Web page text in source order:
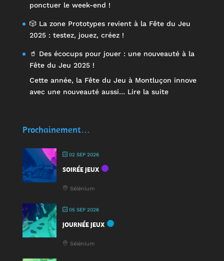
ponctuer le week-end !
🎲 La zone Prototypes revient à la Fête du Jeu
2025 : testez, jouez, créez !
🥤 Des écocups pour jouer : une nouveauté à la
Fête du Jeu 2025 !
Cette année, la Fête du Jeu à Montluçon innove
avec une nouveauté aussi… Lire la suite:
Prochainement…
02 SEP 2026
SOIRÉE JEUX
Sélénium
05 SEP 2026
JOURNÉE JEUX
Sélénium